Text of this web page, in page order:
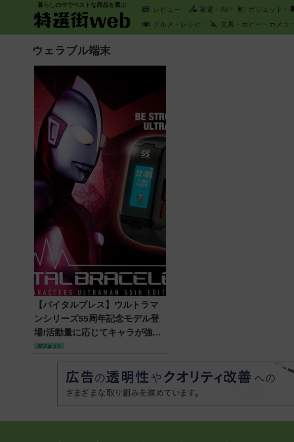
暮らしの中でベストな商品を選ぶ
レビュー 家電・AV ガジェット
グルメ・レシピ
文具・ホビー・カメラ
ウェラブル端末
【バイタルブレス】ウルトラマ
ンシリーズ55周年記念モデル登
場!活動量に応じてキャラが強く
なるウェアラブル端末
ガジェット